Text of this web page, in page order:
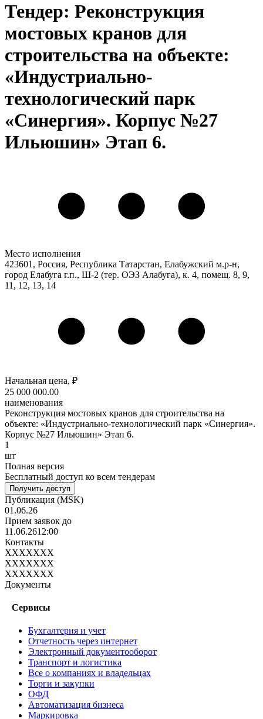
Тендер: Реконструкция
мостовых кранов для
строительства на объекте:
«Индустриально-
технологический парк
«Синергия». Корпус №27
Ильюшин» Этап 6.
Место исполнения
423601, Россия, Республика Татарстан, Елабужский м.р-н,
город Елабуга г.п., Ш-2 (тер. ОЭЗ Алабуга), к. 4, помещ. 8, 9,
11, 12, 13, 14
Начальная цена, ₽
25 000 000.00
наименования
Реконструкция мостовых кранов для строительства на
объекте: «Индустриально-технологический парк «Синергия».
Корпус №27 Ильюшин» Этап 6.
1
шт
Полная версия
Бесплатный доступ ко всем тендерам
Получить доступ
Публикация (MSK)
01.06.26
Прием заявок до
11.06.2612:00
Контакты
XXXXXXX
XXXXXXX
XXXXXXX
Документы
Сервисы
Бухгалтерия и учет
Отчетность через интернет
Электронный документооборот
Транспорт и логистика
Все о компаниях и владельцах
Торги и закупки
ОФД
Автоматизация бизнеса
Маркировка